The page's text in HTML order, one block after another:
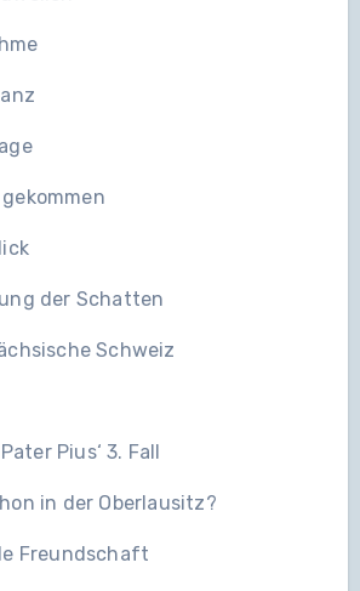
der Schatten
Schweiz
Pius‘ 3. Fall
in der Oberlausitz?
Freundschaft